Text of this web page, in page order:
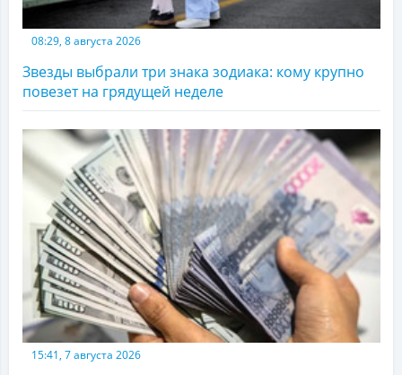
08:29, 8 августа 2026
Звезды выбрали три знака зодиака: кому крупно
повезет на грядущей неделе
15:41, 7 августа 2026